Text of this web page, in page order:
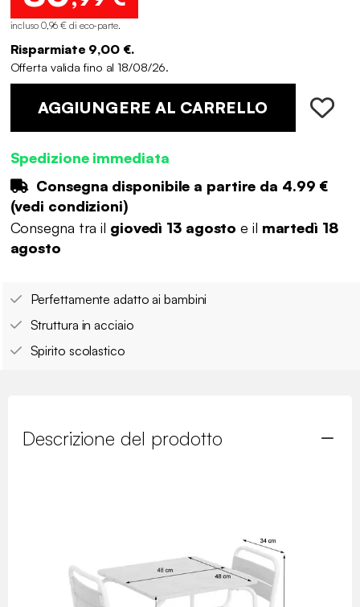
incluso 0,96 € di eco-parte.
Risparmiate 9,00 €.
Offerta valida fino al 18/08/26.
AGGIUNGERE AL CARRELLO
Spedizione immediata
Consegna disponibile a partire da 4.99 €
(vedi condizioni)
Consegna tra il giovedì 13 agosto e il martedì 18
agosto
Perfettamente adatto ai bambini
Struttura in acciaio
Spirito scolastico
Descrizione del prodotto